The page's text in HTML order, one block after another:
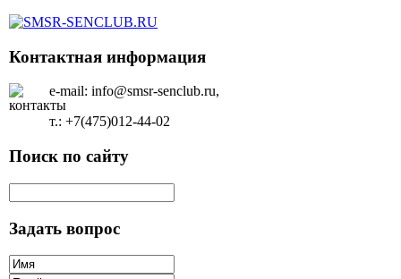
Контактная информация
e-mail: info@smsr-senclub.ru,
т.: +7(475)012-44-02
Поиск по сайту
Задать вопрос